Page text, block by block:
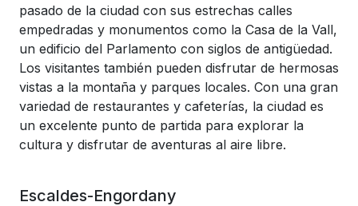
pasado de la ciudad con sus estrechas calles
empedradas y monumentos como la Casa de la Vall,
un edificio del Parlamento con siglos de antigüedad.
Los visitantes también pueden disfrutar de hermosas
vistas a la montaña y parques locales. Con una gran
variedad de restaurantes y cafeterías, la ciudad es
un excelente punto de partida para explorar la
cultura y disfrutar de aventuras al aire libre.
Escaldes-Engordany